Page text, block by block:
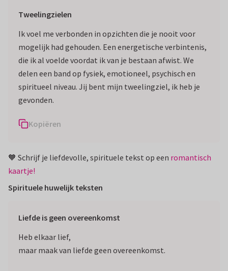
Tweelingzielen
Ik voel me verbonden in opzichten die je nooit voor
mogelijk had gehouden. Een energetische verbintenis,
die ik al voelde voordat ik van je bestaan afwist. We
delen een band op fysiek, emotioneel, psychisch en
spiritueel niveau. Jij bent mijn tweelingziel, ik heb je
gevonden.
Kopiëren
🧡 Schrijf je liefdevolle, spirituele tekst op een romantisch
kaartje!
Spirituele huwelijk teksten
Liefde is geen overeenkomst
Heb elkaar lief,
maar maak van liefde geen overeenkomst.